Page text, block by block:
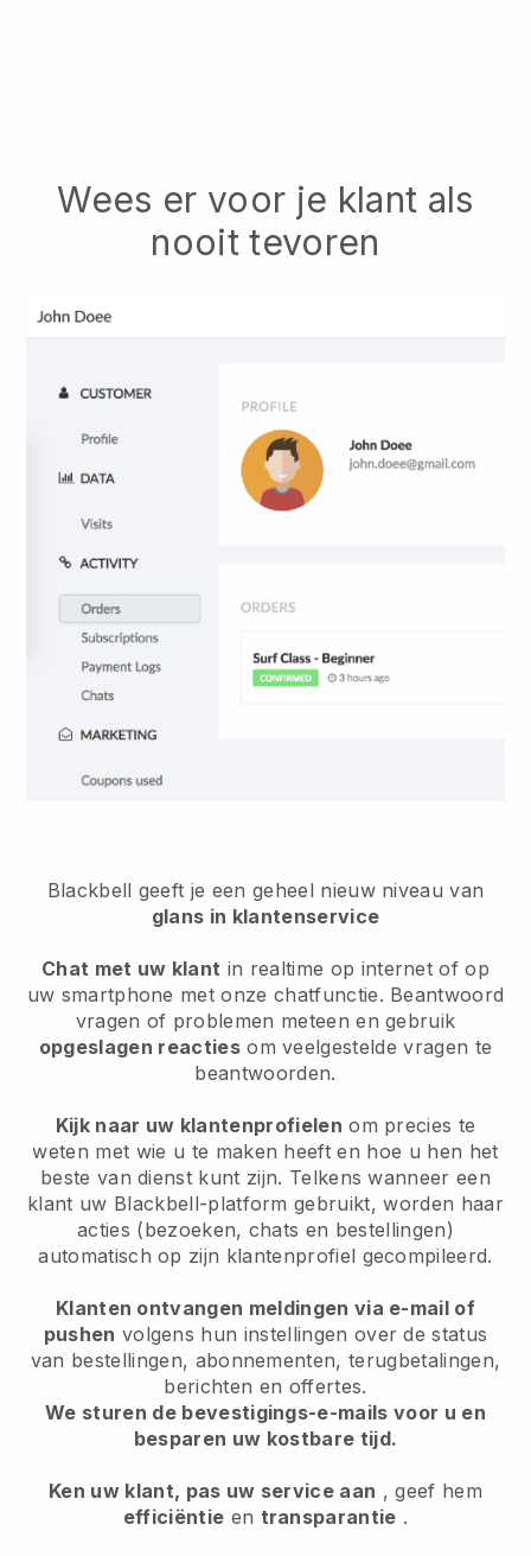
Wees er voor je klant als
nooit tevoren
Blackbell geeft je een geheel nieuw niveau van
glans in klantenservice
Chat met uw klant in realtime op internet of op
uw smartphone met onze chatfunctie. Beantwoord
vragen of problemen meteen en gebruik
opgeslagen reactiesom veelgestelde vragen te
beantwoorden.
Kijk naar uw klantenprofielen om precies te
weten met wie u te maken heeft en hoe u hen het
beste van dienst kunt zijn. Telkens wanneer een
klant uw Blackbell-platform gebruikt, worden haar
acties (bezoeken, chats en bestellingen)
automatisch op zijn klantenprofiel gecompileerd.
Klanten ontvangen meldingen via e-mail of
pushen volgens hun instellingen over de status
van bestellingen, abonnementen, terugbetalingen,
berichten en offertes.
We sturen de bevestigings-e-mails voor u en
besparen uw kostbare tijd.
Ken uw klant, pas uw service aan , geef hem
efficiëntie en transparantie .